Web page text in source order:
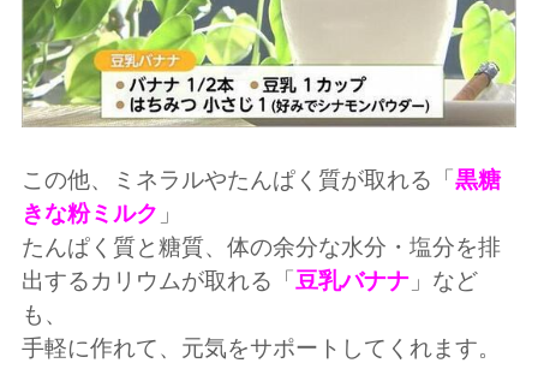
この他、ミネラルやたんぱく質が取れる「黒糖
きな粉ミルク 」
たんぱく質と糖質、体の余分な水分・塩分を排
出するカリウムが取れる「豆乳バナナ」など
も、
手軽に作れて、元気をサポートしてくれます。